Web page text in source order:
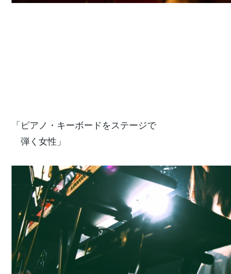
「ピアノ・キーボードをステージで
弾く女性」